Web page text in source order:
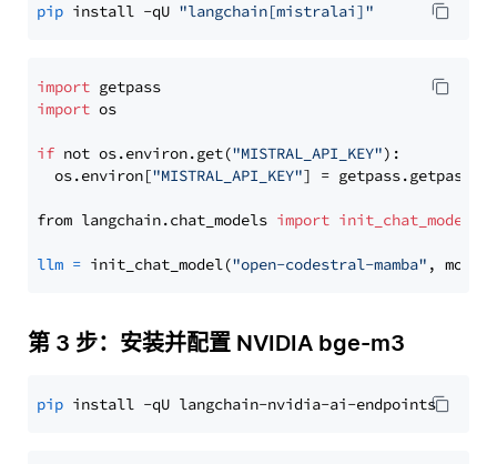
pip install -qU "langchain[mistralai]"
import
import os
if not os.environ.get("MISTRAL_API_KEY"):
  os.environ[
"MISTRAL_API_KEY"] = getpass.getpass(
from langchain.chat_models import init_chat_model
llm = init_chat_model("open-codestral-mamba" ,
第 3 步：安装并配置 NVIDIA bge-m3
pip